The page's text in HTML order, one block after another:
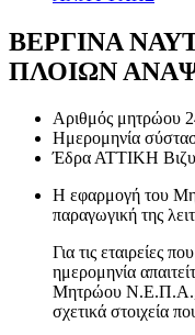
ΒΕΡΓΙΝΑ
ΠΛΟΙΩΝ
Αριθμός μητρώου
Ημερομηνία
Έδρα ΑΤΤΙΚΗ
Η εφαρμογή του
παραγωγική της
Για τις εταιρείες
ημερομηνία
Μητρώου Ν.Ε.Π.Α.,
σχετικά στοιχεία